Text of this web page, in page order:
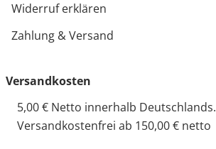
Widerruf erklären
Zahlung & Versand
Versandkosten
5,00 € Netto innerhalb Deutschlands.
Versandkostenfrei ab 150,00 € netto